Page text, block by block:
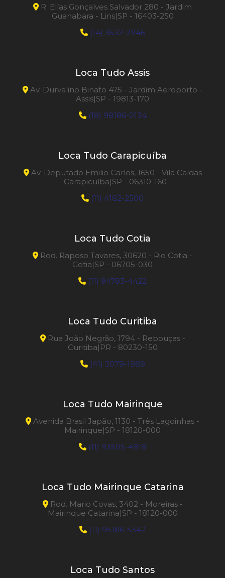
R. Elías Gonçalves Salvador 280 - Jardim
Guanabara - Lins|SP - 16403-250
(14) 3532-2946
Loca Tudo Assis
Av. Durvalino Binato 475 - Jardim Aeroporto -
Assis|SP - 19813-170
(18) 98186-0134
Loca Tudo Carapicuíba
Av. Deputado Emilio Carlos, 1650 - Vila Caldas
- Carapicuíba|SP - 06310-160
(11) 4182-2500
Loca Tudo Cotia
Rod. Raposo Tavares, 30620 - Rio Cotia -
Cotia|SP - 06705-030
(11) 94783-4422
Loca Tudo Curitiba
Rua João Negrão, 1794 - Rebouças -
Curitiba|PR - 80230-150
(41) 3079-1989
Loca Tudo Mairinque
Avenida Brasil Japão, 1130 - Três Lagoinhas -
Mairinque|SP - 18120-000
(11) 93505-4818
Loca Tudo Mairinque Catarina
Rod. Mario Covas, 3402 - Moreiras -
Mairinque Catarina|SP - 18120-000
(11) 95186-5342
Loca Tudo Santos